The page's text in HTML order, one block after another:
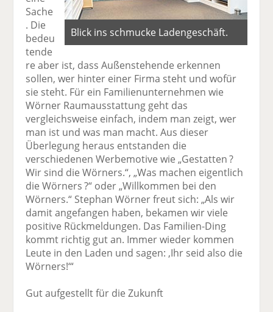
Blick ins schmucke Ladengeschäft.
Sache
. Die
bedeu
tende
re aber ist, dass Außenstehende erkennen
sollen, wer hinter einer Firma steht und wofür
sie steht. Für ein Familienunternehmen wie
Wörner Raumausstattung geht das
vergleichsweise einfach, indem man zeigt, wer
man ist und was man macht. Aus dieser
Überlegung heraus entstanden die
verschiedenen Werbemotive wie „Gestatten ?
Wir sind die Wörners.“, „Was machen eigentlich
die Wörners ?“ oder „Willkommen bei den
Wörners.“ Stephan Wörner freut sich: „Als wir
damit angefangen haben, bekamen wir viele
positive Rückmeldungen. Das Familien-Ding
kommt richtig gut an. Immer wieder kommen
Leute in den Laden und sagen: ‚Ihr seid also die
Wörners!‘“
Gut aufgestellt für die Zukunft